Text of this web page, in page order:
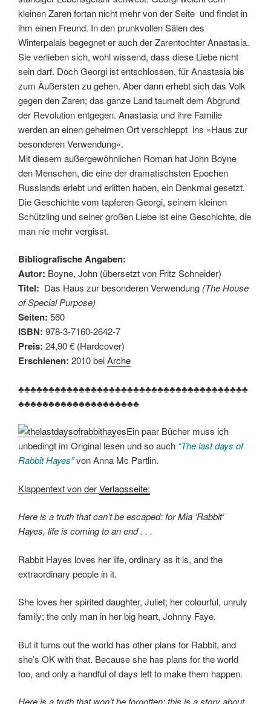
kleinen Zaren fortan nicht mehr von der Seite  und findet in
ihm einen Freund. In den prunkvollen Sälen des
Winterpalais begegnet er auch der Zarentochter Anastasia.
Sie verlieben sich, wohl wissend, dass diese Liebe nicht
sein darf. Doch Georgi ist entschlossen, für Anastasia bis
zum Äußersten zu gehen. Aber dann erhebt sich das Volk
gegen den Zaren; das ganze Land taumelt dem Abgrund
der Revolution entgegen. Anastasia und ihre Familie
werden an einen geheimen Ort verschleppt  ins »Haus zur
besonderen Verwendung«.
Mit diesem außergewöhnlichen Roman hat John Boyne
den Menschen, die eine der dramatischsten Epochen
Russlands erlebt und erlitten haben, ein Denkmal gesetzt.
Die Geschichte vom tapferen Georgi, seinem kleinen
Schützling und seiner großen Liebe ist eine Geschichte, die
man nie mehr vergisst.
Bibliografische Angaben:
Autor: Boyne, John (übersetzt von Fritz Schneider)
Titel: Das Haus zur besonderen Verwendung (The House
of Special Purpose)
Seiten: 560
ISBN: 978-3-7160-2642-7
Preis: 24,90 € (Hardcover)
Erschienen: 2010 beiArche
♣♣♣♣♣♣♣♣♣♣♣♣♣♣♣♣♣♣♣♣♣♣♣♣♣♣♣♣♣♣♣♣♣♣♣♣♣♣
♣♣♣♣♣♣♣♣♣♣♣♣♣♣♣♣♣♣♣♣
Ein paar Bücher muss ich
unbedingt im Original lesen und so auch “The last days of
Rabbit Hayes”von Anna Mc Partlin.
Klappentext von derVerlagsseite:
Here is a truth that can’t be escaped: for Mia ‘Rabbit’
Hayes, life is coming to an end . . .
Rabbit Hayes loves her life, ordinary as it is, and the
extraordinary people in it.
She loves her spirited daughter, Juliet; her colourful, unruly
family; the only man in her big heart, Johnny Faye.
But it turns out the world has other plans for Rabbit, and
she’s OK with that. Because she has plans for the world
too, and only a handful of days left to make them happen.
Here is a truth that won’t be forgotten: this is a story about